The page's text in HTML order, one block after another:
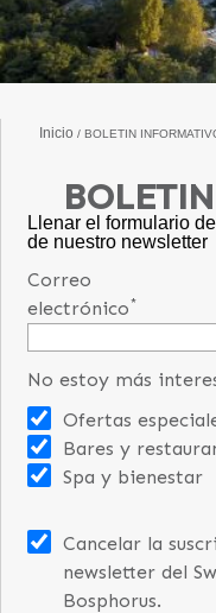
Inicio BOLETIN
Llenar el formulario
de nuestro newsletter
Correo
electrónico*
No estoy más
Ofertas
Bares y
Spa y bienestar
Cancelar la
newsletter del
Bosphorus.